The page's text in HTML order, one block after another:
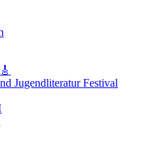
Jugendliteratur Festival